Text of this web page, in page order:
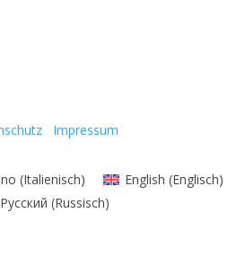
Impressum
(Italienisch) English (Englisch)
Русский (Russisch)